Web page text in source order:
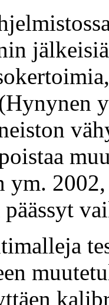
ym.
päässyt